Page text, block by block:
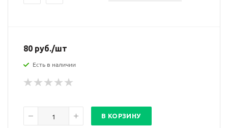
80 руб./шт
Есть в наличии
В КОРЗИНУ